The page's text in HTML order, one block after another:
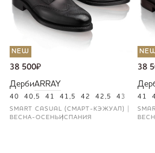
NEW
38 500₽
ДербиARRAY
40 40,5 41 41,5 42 42,5 43 43,5
SMART CASUAL (СМАРТ-КЭЖУАЛ)
ВЕСНА-ОСЕНЬ ИСПАНИЯ
38
41